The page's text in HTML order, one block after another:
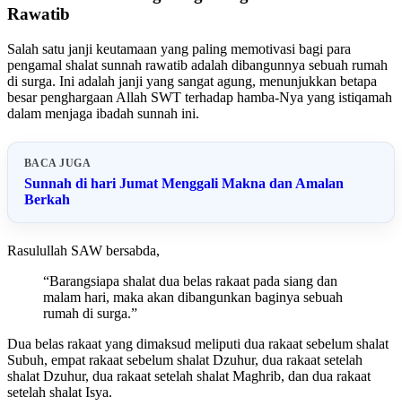
Rawatib
Salah satu janji keutamaan yang paling memotivasi bagi para
pengamal shalat sunnah rawatib adalah dibangunnya sebuah rumah
di surga. Ini adalah janji yang sangat agung, menunjukkan betapa
besar penghargaan Allah SWT terhadap hamba-Nya yang istiqamah
dalam menjaga ibadah sunnah ini.
BACA JUGA
Sunnah di hari Jumat Menggali Makna dan Amalan
Berkah
Rasulullah SAW bersabda,
“Barangsiapa shalat dua belas rakaat pada siang dan
malam hari, maka akan dibangunkan baginya sebuah
rumah di surga.”
Dua belas rakaat yang dimaksud meliputi dua rakaat sebelum shalat
Subuh, empat rakaat sebelum shalat Dzuhur, dua rakaat setelah
shalat Dzuhur, dua rakaat setelah shalat Maghrib, dan dua rakaat
setelah shalat Isya.